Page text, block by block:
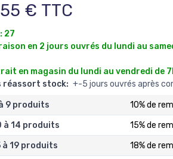
€ TTC
27
en 2 jours ouvrés du lundi au
en magasin du lundi au vendredi de
réassort stock: +-5 jours ouvrés après
à 9 produits 10% de
à 14 produits 15% de
à 19 produits 18% de